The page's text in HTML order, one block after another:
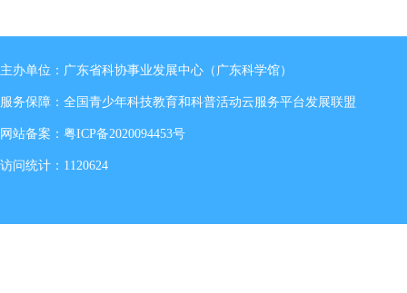
主办单位：广东省科协事业发展中心（广东科学馆）
服务保障：全国青少年科技教育和科普活动云服务平台发展联盟
网站备案： 粤ICP备2020094453号
访问统计：1120624